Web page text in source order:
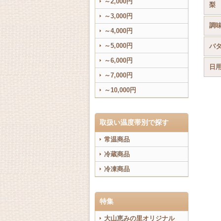
～3,000円
～4,000円
～5,000円
～6,000円
～7,000円
～10,000円
取扱い温度帯別で探す
常温商品
冷蔵商品
冷凍商品
特集
大山恵みの里オリジナル
梨
調
バ
日